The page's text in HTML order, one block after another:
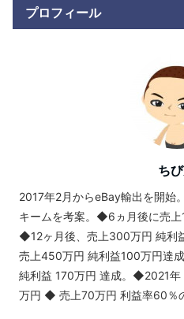
プロフィール
ち
2017年2月からeBay輸出を開始
キームを考案。◆6ヵ月後に売上
◆12ヶ月後、売上300万円 純利
売上450万円 純利益100万円達
純利益 170万円 達成。◆2021
万円 ◆ 売上70万円 利益率60％